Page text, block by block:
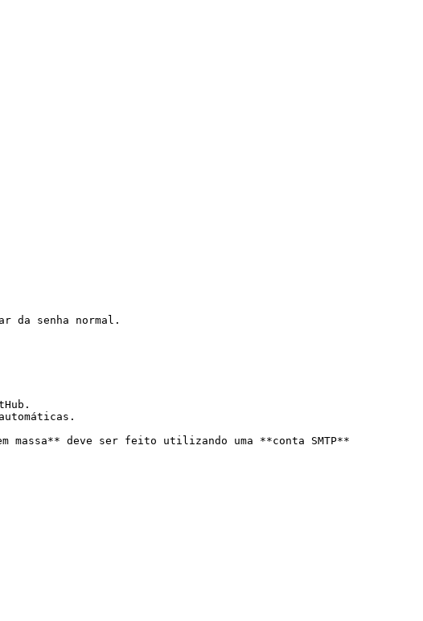
da senha normal.
massa** deve ser feito utilizando uma **conta SMTP**